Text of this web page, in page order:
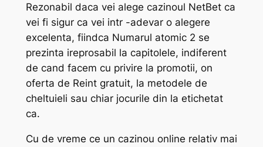
Rezonabil daca vei alege cazinoul NetBet ca
vei fi sigur ca vei intr -adevar o alegere
excelenta, fiindca Numarul atomic 2 se
prezinta ireprosabil la capitolele, indiferent
de cand facem cu privire la promotii, on
oferta de Reint gratuit, la metodele de
cheltuieli sau chiar jocurile din la etichetat
ca.
Cu de vreme ce un cazinou online relativ mai